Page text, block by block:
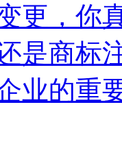
更，你
是商标
业的重